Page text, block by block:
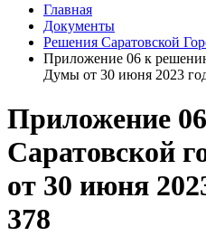
Главная
Документы
Решения Саратовской
Приложение 06 к
Думы от 30 июня 2023
Приложение
Саратовской
от 30 июня
378